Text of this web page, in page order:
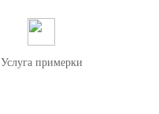
Услуга примерки